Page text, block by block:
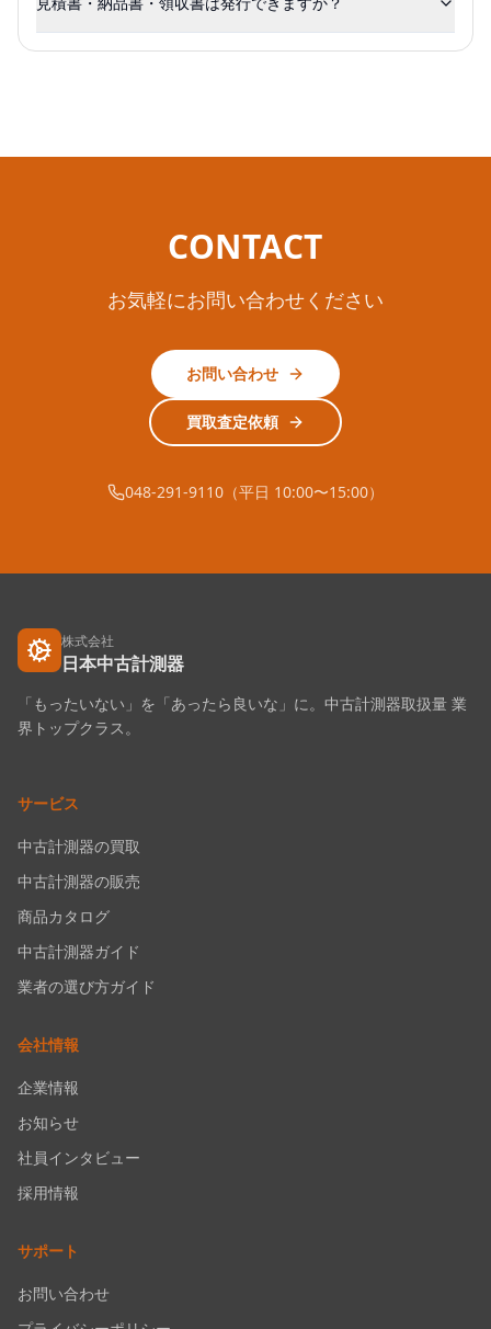
CONTACT
お気軽にお問い合わせください
お問い合わせ
買取査定依頼
048-291-9110（平日 10:00〜15:00）
株式会社
日本中古計測器
「もったいない」を「あったら良いな」に。中古計測器取扱量 業
界トップクラス。
サービス
中古計測器の買取
中古計測器の販売
商品カタログ
中古計測器ガイド
業者の選び方ガイド
会社情報
企業情報
お知らせ
社員インタビュー
採用情報
サポート
お問い合わせ